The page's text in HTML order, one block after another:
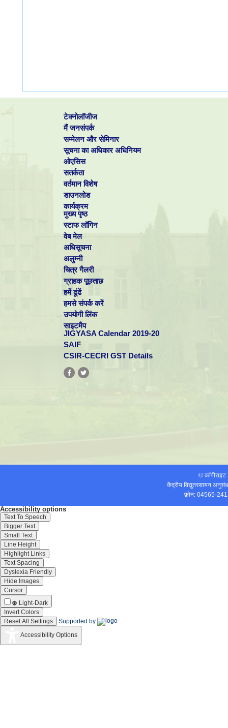
टेक्नोलॉजीज
मैं जनसंपर्क
सम्मेलन और सेमिनार
सूचना का अधिकार अधिनियम
ओएसिस
सतर्कता
वर्तमान विशेष
डाउनलोड
कार्यक्रम
मुख्य पृष्ठ
स्टाफ लॉगिन
वेब मेल
अधिसूचना
अलुम्नी
चित्र गैलरी
ग्राहक पूछताछ
हमें ढूंढें
हमसे संपर्क करें
उपयोगी लिंक
साइटमैप
JIGYASA Calendar 2019-20
SAIF
CSIR-CECRI GST Details
©
केंद्रीय विद्युतरसायन
फ़ोन: 04565-
Accessibility options
Text To Speech
Bigger Text
Small Text
Line Height
Highlight Links
Text Spacing
Dyslexia Friendly
Hide Images
Cursor
Light-Dark
Invert Colors
Reset All Settings
Supported by
Accessibility Options